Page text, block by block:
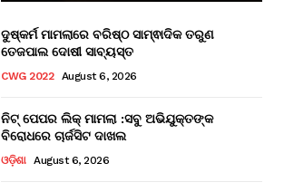
ଦୁଷ୍କର୍ମ ମାମଲାରେ ବରିଷ୍ଠ ସାମ୍ଵାଦିକ ତରୁଣ
ତେଜପାଲ ଦୋଷୀ ସାବ୍ୟସ୍ତ
CWG 2022 August 6, 2026
ନିଟ୍ ପେପର ଲିକ୍ ମାମଲା :ସବୁ ଅଭିଯୁକ୍ତଙ୍କ
ବିରୋଧରେ ଚାର୍ଜସିଟ ଦାଖଲ
ଓଡ଼ିଶା August 6, 2026